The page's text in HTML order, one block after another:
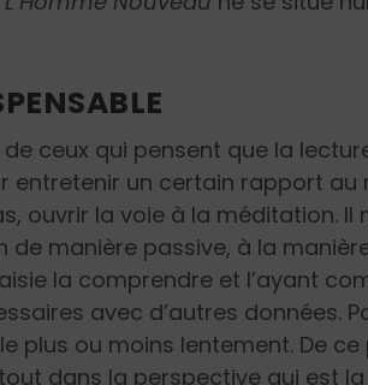
ceux qui pensent que la
entretenir un certain rapport au
ouvrir la voie à la méditation. Il
manière passive, à la
la comprendre et l’ayant
avec d’autres données.
plus ou moins lentement. De ce
dans la perspective qui est